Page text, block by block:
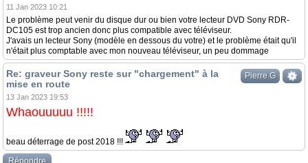
11 Jan 2023 10:21
Le problème peut venir du disque dur ou bien votre lecteur DVD Sony RDR-
DC105 est trop ancien donc plus compatible avec téléviseur.
J'avais un lecteur Sony (modèle en dessous du votre) et le problème était qu'il
n'était plus comptable avec mon nouveau téléviseur, un peu dommage
Pierre G
Re: graveur Sony reste sur "chargement" à la
mise en route
13 Jan 2023 19:53
Whaouuuuu !!!!!
beau déterrage de post 2018 !!!
Répondre